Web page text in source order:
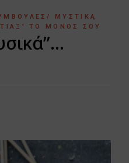
ΜΥΣΤΙΚΆ
ΤΟ ΜΌΝΟΣ ΣΟΥ